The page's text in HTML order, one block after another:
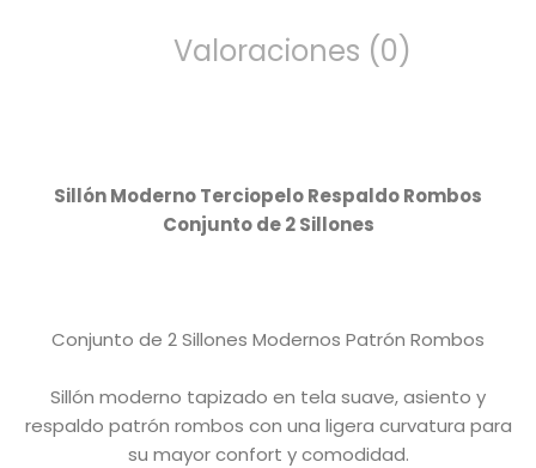
Valoraciones (0)
Sillón Moderno Terciopelo Respaldo Rombos
Conjunto de 2 Sillones
Conjunto de 2 Sillones Modernos Patrón Rombos
Sillón moderno tapizado en tela suave, asiento y
respaldo patrón rombos con una ligera curvatura para
su mayor confort y comodidad.